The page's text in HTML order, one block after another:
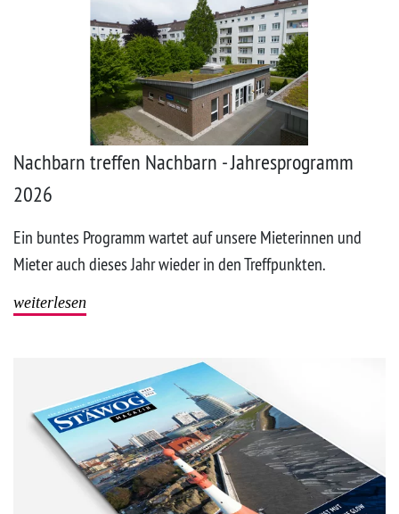
Nachbarn treffen Nachbarn - Jahresprogramm
2026
Ein buntes Programm wartet auf unsere Mieterinnen und
Mieter auch dieses Jahr wieder in den Treffpunkten.
weiterlesen